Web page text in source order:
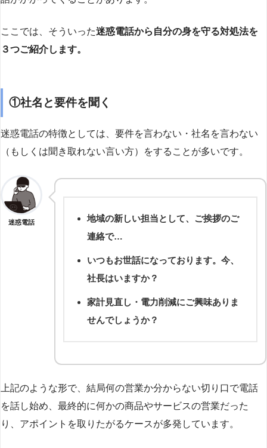
ここでは、そういった迷惑電話から自分の身を守る対処法を
３つご紹介します。
①社名と要件を聞く
迷惑電話の特徴としては、要件を言わない・社名を言わない
（もしくは聞き取れない言い方）をすることが多いです。
迷惑電話
地域の新しい担当として、ご挨拶のご
連絡で…
いつもお世話になっております。今、
社長はいますか？
家計見直し・電力削減にご興味ありま
せんでしょうか？
上記のような形で、結局何の営業か分からない切り口で電話
を話し始め、最終的に何かの商品やサービスの営業だった
り、アポイントを取りたがるケースが多発しています。